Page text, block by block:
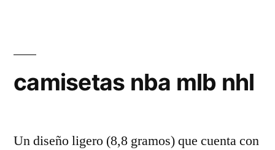
camisetas nba mlb nhl
Un diseño ligero (8,8 gramos) que cuenta con